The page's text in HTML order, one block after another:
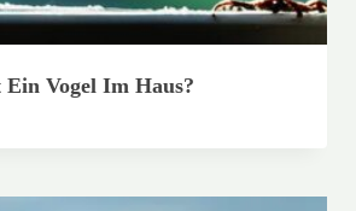
Ein Vogel Im Haus?